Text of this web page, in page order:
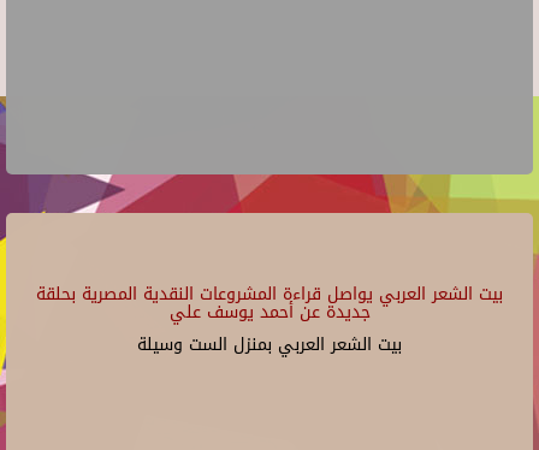
بيت الشعر العربي يواصل قراءة المشروعات النقدية المصرية بحلقة
جديدة عن أحمد يوسف علي
بيت الشعر العربي بمنزل الست وسيلة